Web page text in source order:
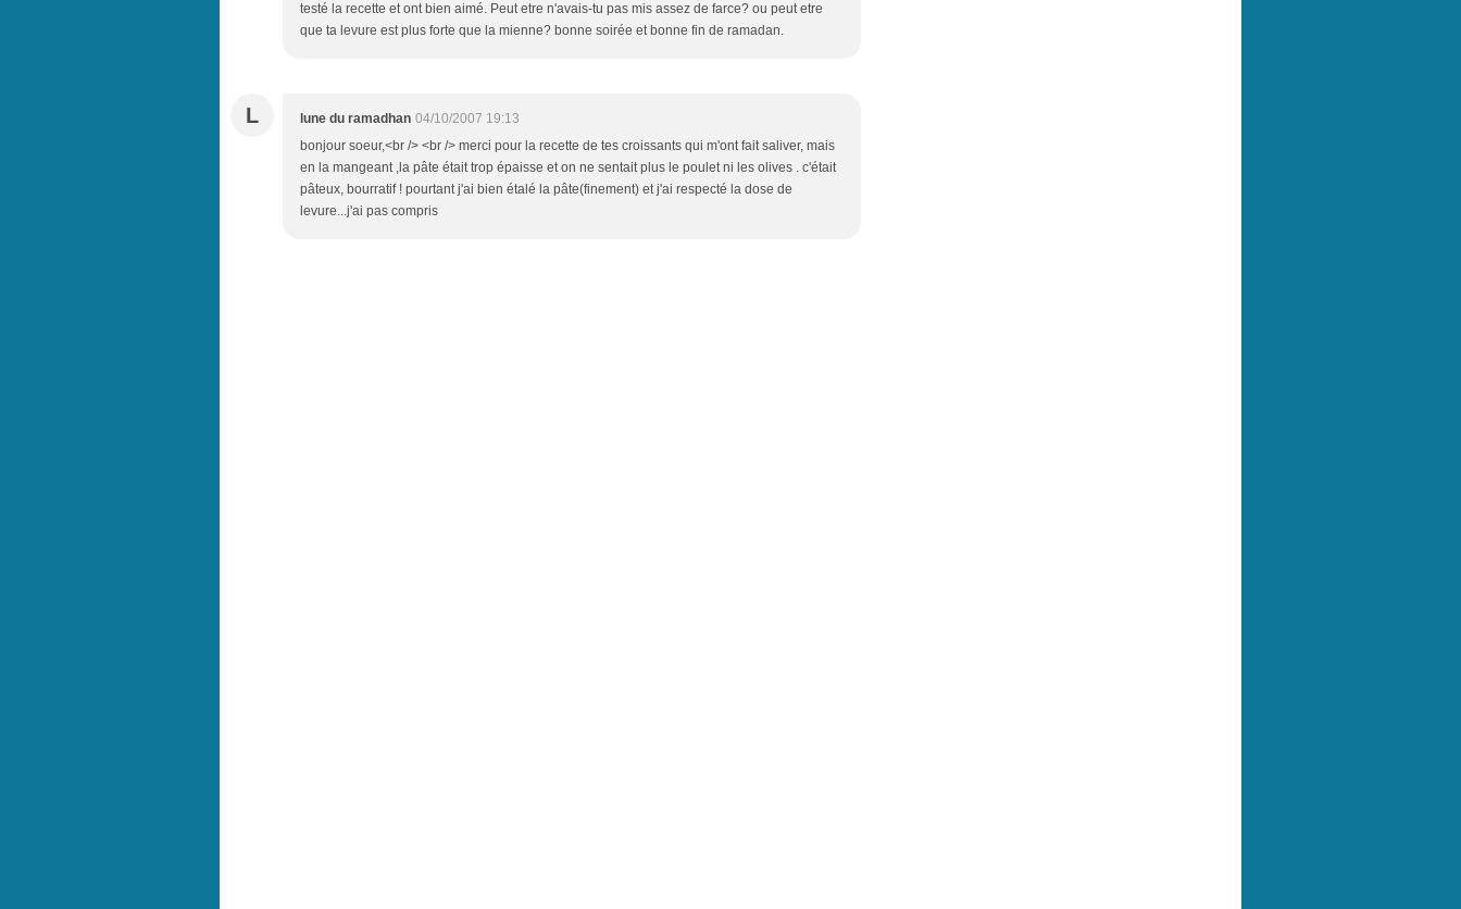
testé la recette et ont bien aimé. Peut etre n'avais-tu pas mis assez de farce? ou peut etre
que ta levure est plus forte que la mienne? bonne soirée et bonne fin de ramadan.
L lune du ramadhan 04/10/2007 19:13
bonjour soeur,<br /> <br /> merci pour la recette de tes croissants qui m'ont fait saliver, mais
en la mangeant ,la pâte était trop épaisse et on ne sentait plus le poulet ni les olives . c'était
pâteux, bourratif ! pourtant j'ai bien étalé la pâte(finement) et j'ai respecté la dose de
levure...j'ai pas compris